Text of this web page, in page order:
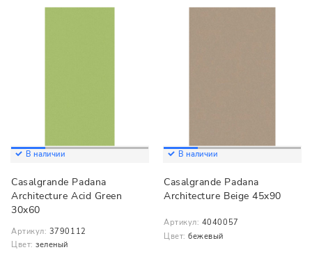
В наличии
Casalgrande Padana
Architecture Acid Green
30x60
Артикул: 3790112
Цвет: зеленый
В наличии
Casalgrande Padana
Architecture Beige 45x90
Артикул: 4040057
Цвет: бежевый